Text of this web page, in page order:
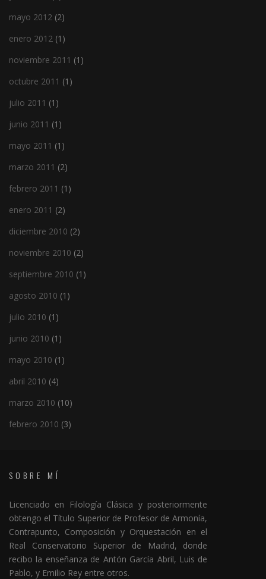
mayo 2012 (2)
enero 2012 (1)
noviembre 2011 (1)
octubre 2011 (1)
julio 2011 (1)
junio 2011 (1)
mayo 2011 (1)
marzo 2011 (2)
febrero 2011 (1)
enero 2011 (2)
diciembre 2010 (2)
noviembre 2010 (2)
septiembre 2010 (1)
agosto 2010 (1)
julio 2010 (1)
junio 2010 (1)
mayo 2010 (1)
abril 2010 (4)
marzo 2010 (10)
febrero 2010 (3)
SOBRE MÍ
Licenciado en Filología Clásica y posteriormente
obtengo el Título Superior de Profesor de Armonía,
Contrapunto, Composición y Orquestación en el
Real Conservatorio Superior de Madrid, donde
recibo la enseñanza de Antón García Abril, Luis de
Pablo, y Emilio Rey entre otros.